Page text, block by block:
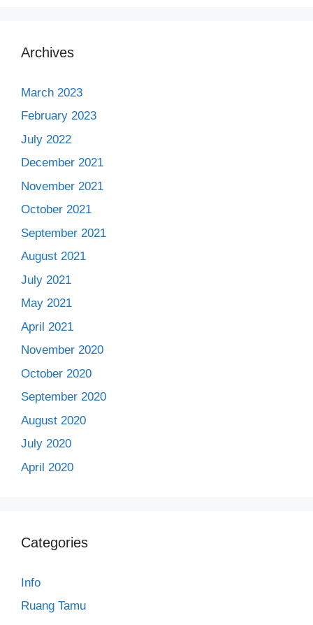
Archives
March 2023
February 2023
July 2022
December 2021
November 2021
October 2021
September 2021
August 2021
July 2021
May 2021
April 2021
November 2020
October 2020
September 2020
August 2020
July 2020
April 2020
Categories
Info
Ruang Tamu